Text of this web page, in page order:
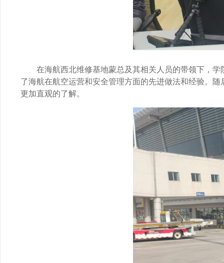
在海航西北维修基地蒙总及其相关人员的带领下，学
了海航在航空运营和安全管理方面的先进做法和经验。
更加直观的了解。